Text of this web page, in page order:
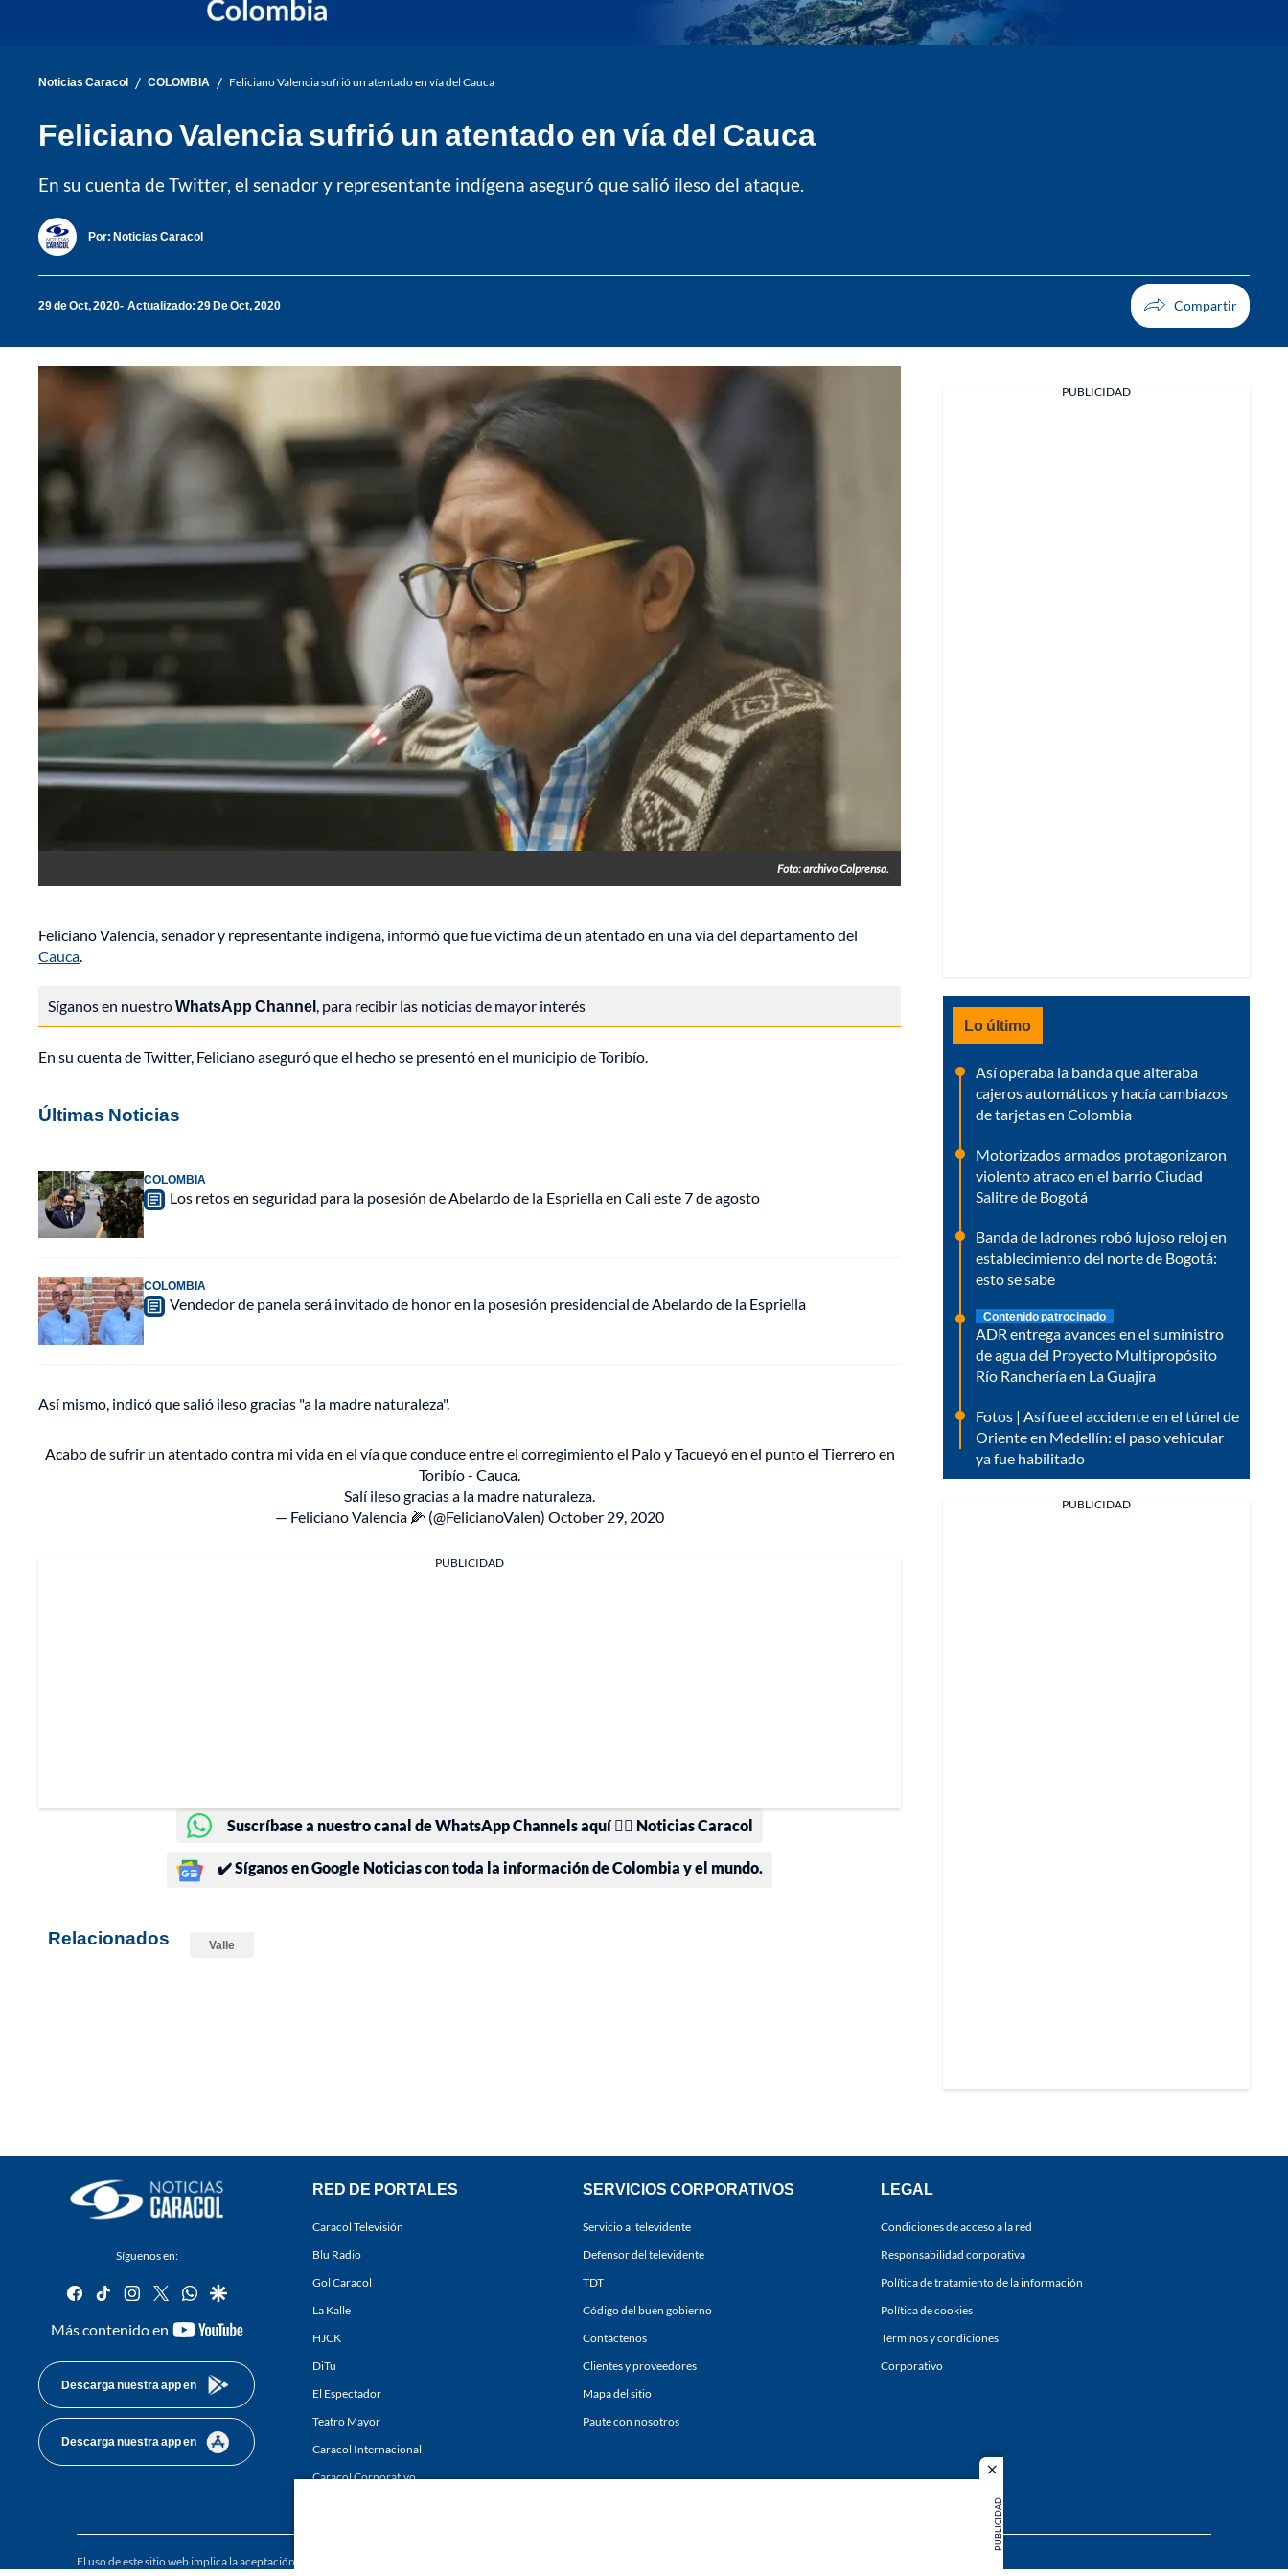
close
PUBLICIDAD
Noticias Caracol / COLOMBIA / Feliciano Valencia sufrió un atentado en vía del Cauca
Feliciano Valencia sufrió un atentado en vía del Cauca
En su cuenta de Twitter, el senador y representante indígena aseguró que salió ileso del ataque.
Por: Noticias Caracol
29 de Oct, 2020 Actualizado: 29 De Oct, 2020
Foto: archivo Colprensa.
Feliciano Valencia, senador y representante indígena, informó que fue víctima de un atentado en una vía del departamento del
Cauca.
Síganos en nuestroWhatsApp Channel, para recibir las noticias de mayor interés
En su cuenta de Twitter, Feliciano aseguró que el hecho se presentó en el municipio de Toribío.
Últimas Noticias
COLOMBIA
Los retos en seguridad para la posesión de Abelardo de la Espriella en Cali este 7 de agosto
COLOMBIA
Vendedor de panela será invitado de honor en la posesión presidencial de Abelardo de la Espriella
Así mismo, indicó que salió ileso gracias "a la madre naturaleza".
Acabo de sufrir un atentado contra mi vida en el vía que conduce entre el corregimiento el Palo y Tacueyó en el punto el Tierrero en
Toribío - Cauca.
Salí ileso gracias a la madre naturaleza.
— Feliciano Valencia 🌽 (@FelicianoValen) October 29, 2020
PUBLICIDAD
Suscríbase a nuestro canal de WhatsApp Channels aquí 👉🏻 Noticias Caracol
✔️ Síganos en Google Noticias con toda la información de Colombia y el mundo.
Relacionados Valle
PUBLICIDAD
Lo último
Así operaba la banda que alteraba
cajeros automáticos y hacía cambiazos
de tarjetas en Colombia
Motorizados armados protagonizaron
violento atraco en el barrio Ciudad
Salitre de Bogotá
Banda de ladrones robó lujoso reloj en
establecimiento del norte de Bogotá:
esto se sabe
Contenido patrocinado
ADR entrega avances en el suministro
de agua del Proyecto Multipropósito
Río Ranchería en La Guajira
Fotos | Así fue el accidente en el túnel de
Oriente en Medellín: el paso vehicular
ya fue habilitado
PUBLICIDAD
Síguenos en:
facebook
tiktok instagram
twitterwhatsapp
google
Más contenido en
youtube-
Descarga nuestra app en
Descarga nuestra app en
RED DE PORTALES
Caracol Televisión
Blu Radio
Gol Caracol
La Kalle
HJCK
DiTu
El Espectador
Teatro Mayor
Caracol Internacional
Caracol Corporativo
SERVICIOS CORPORATIVOS
Servicio al televidente
Defensor del televidente
TDT
Código del buen gobierno
Contáctenos
Clientes y proveedores
Mapa del sitio
Paute con nosotros
LEGAL
Condiciones de acceso a la red
Responsabilidad corporativa
Política de tratamiento de la información
Política de cookies
Términos y condiciones
Corporativo
El uso de este sitio web implica la aceptación de los